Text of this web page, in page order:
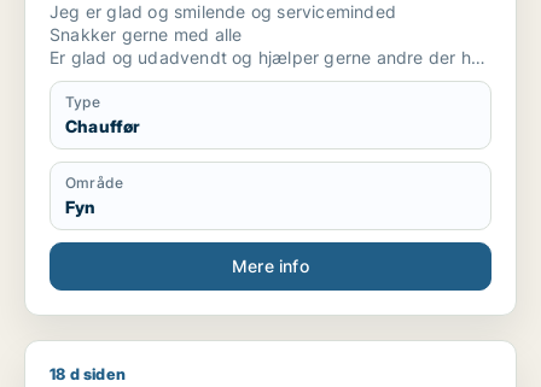
Jeg er glad og smilende og serviceminded
Snakker gerne med alle
Er glad og udadvendt og hjælper gerne andre der har
brug for hjælp og en ekstra hånd
Type
Chauffør
Område
Fyn
Mere info
Thom søger job som voksenunderviser /
18 d siden